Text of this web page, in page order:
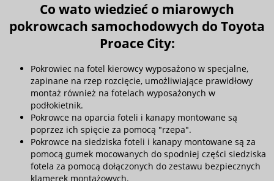
Co wato wiedzieć o miarowych
pokrowcach samochodowych do Toyota
Proace City:
Pokrowiec na fotel kierowcy wyposażono w specjalne,
zapinane na rzep rozcięcie, umożliwiające prawidłowy
montaż również na fotelach wyposażonych w
podłokietnik.
Pokrowce na oparcia foteli i kanapy montowane są
poprzez ich spięcie za pomocą "rzepa".
Pokrowce na siedziska foteli i kanapy montowane są za
pomocą gumek mocowanych do spodniej części siedziska
fotela za pomocą dołączonych do zestawu bezpiecznych
klamerek montażowych.